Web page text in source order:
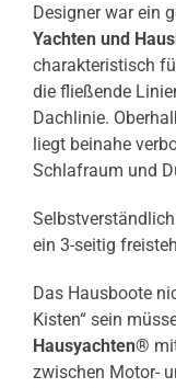
Designer war ein
Yachten und
charakteristisch
die fließende
Dachlinie.
liegt beinahe
Schlafraum und
ein 3-seitig
Das Hausboote
Kisten“ sein
Hausyachten®
zwischen Motor-